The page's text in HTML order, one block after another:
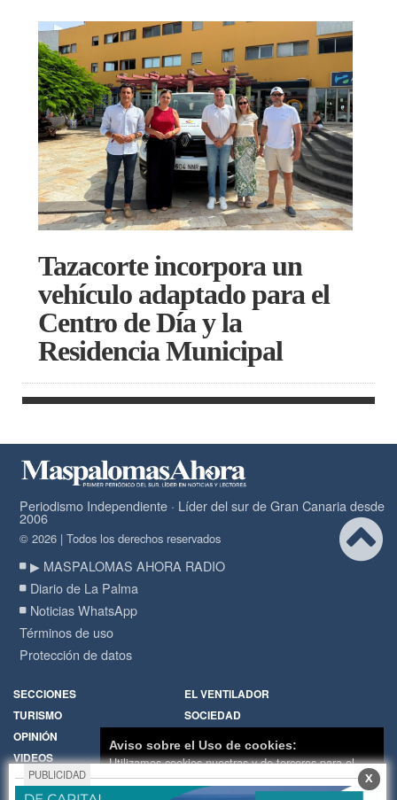
Tazacorte incorpora un
vehículo adaptado para el
Centro de Día y la
Residencia Municipal
Periodismo Independiente · Líder del sur de Gran Canaria desde
2006
© 2026 | Todos los derechos reservados
▶ MASPALOMAS AHORA RADIO
Diario de La Palma
Noticias WhatsApp
Términos de uso
Protección de datos
SECCIONES
EL VENTILADOR
TURISMO
SOCIEDAD
OPINIÓN
VIDEOS
RADIO
Política de Cookies Hemeroteca
PUBLICIDAD X
Aviso sobre el Uso de cookies:
Utilizamos cookies nuestras y de terceros para el
funcionamiento del digital. Puedes consultar la lista